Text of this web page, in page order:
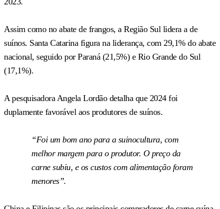
Assim como no abate de frangos, a Região Sul lidera a de
suínos. Santa Catarina figura na liderança, com 29,1% do abate
nacional, seguido por Paraná (21,5%) e Rio Grande do Sul
(17,1%).
A pesquisadora Angela Lordão detalha que 2024 foi
duplamente favorável aos produtores de suínos.
“Foi um bom ano para a suinocultura, com
melhor margem para o produtor. O preço da
carne subiu, e os custos com alimentação foram
menores”.